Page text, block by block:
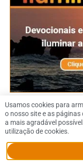
© 2026 Dennis
Usamos cookies para
o nosso site e as
a mais agradável
utilização de cookies.